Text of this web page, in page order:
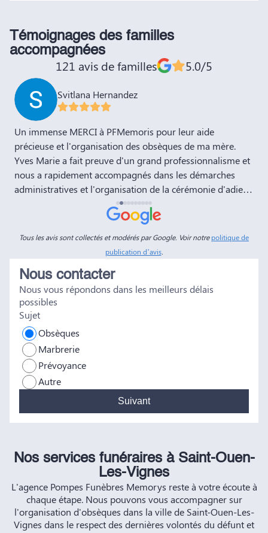
Témoignages des familles
accompagnées
121 avis de familles 5.0/5
Svitlana Hernandez
Un immense MERCI à PFMemoris pour leur aide
précieuse et l'organisation des obsèques de ma mère.
Yves Marie a fait preuve d'un grand professionnalisme et
nous a rapidement accompagnés dans les démarches
administratives et l'organisation de la cérémonie d'adieu.
Nous souhaitons à votre entreprise prospérité et succès
et la recommandons vivement à tous nos amis et
connaissances. Dans ces moments de deuil, des
personnes comme Yves Marie et Dimitry sont d'un grand
réconfort, et c'est un véritable soulagement de savoir que
tout a été fait dans les règles. Tous nos vœux de réussite à
vous et à vos futurs clients. Cordialement famille
HERNANDEZ
Tous les avis sont collectés et modérés par Google. Voir notrepolitique de
publication d’avis.
Nous contacter
Nous vous répondons dans les meilleurs délais
possibles
Sujet
Obsèques
Marbrerie
Prévoyance
Autre
Suivant
Nos services funéraires à Saint-Ouen-
Les-Vignes
L'agence Pompes Funèbres Memorys reste à votre écoute à
chaque étape. Nous pouvons vous accompagner sur
l'organisation d'obsèques dans la ville de Saint-Ouen-Les-
Vignes dans le respect des dernières volontés du défunt et